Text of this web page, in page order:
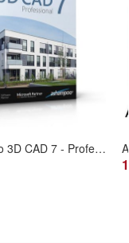
Ashampoo 3D CAD 7 - Professional - Zeichenprogramm, Hausplaner, Wohnungsplanerï¿½